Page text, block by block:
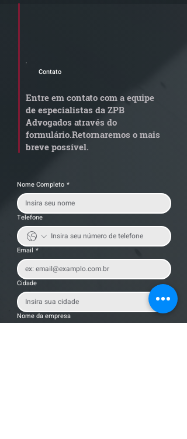
Radar Reforma
de documentos fiscais
exige revisão
operacional pelas
empresas
Contato
Entre em contato com a equipe
de especialistas da ZPB
Advogados através do
formulário.Retornaremos o mais
breve possível.
Nome Completo *
Telefone
Email *
Cidade
Nome da empresa